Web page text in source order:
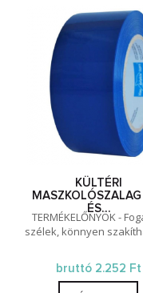
KÜLTÉRI
ÉS…
TERMÉKELŐNYÖK -
szélek, könnyen
bruttó 2.252 Ft